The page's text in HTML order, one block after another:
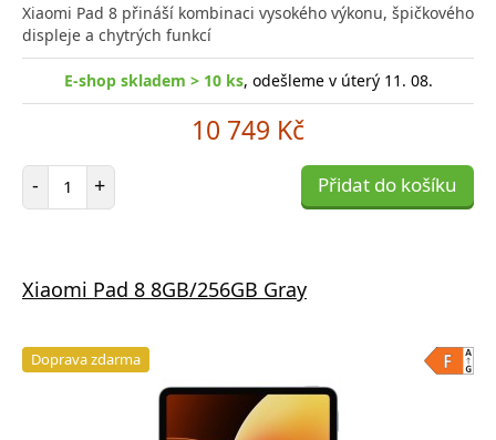
Xiaomi Pad 8 přináší kombinaci vysokého výkonu, špičkového
displeje a chytrých funkcí
E-shop skladem > 10 ks, odešleme v úterý 11. 08.
10 749 Kč
- Počet položek
+ Přidat do košíku
Xiaomi Pad 8 8GB/256GB Gray
Doprava zdarma